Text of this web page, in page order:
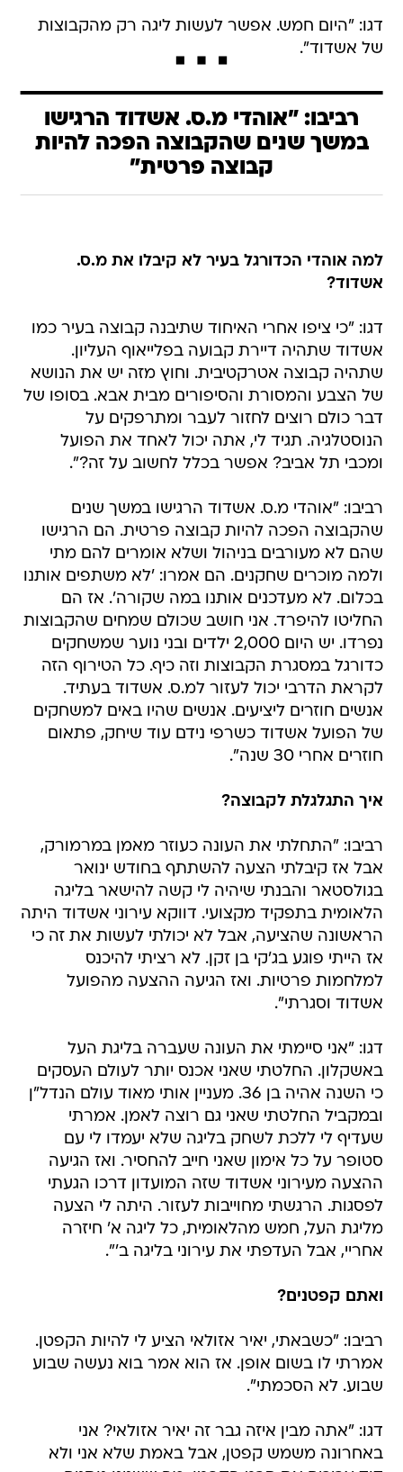
דגו: "היום חמש. אפשר לעשות ליגה רק מהקבוצות
של אשדוד".
רביבו: "אוהדי מ.ס. אשדוד הרגישו
במשך שנים שהקבוצה הפכה להיות
קבוצה פרטית"
למה אוהדי הכדורגל בעיר לא קיבלו את מ.ס.
אשדוד?
דגו: "כי ציפו אחרי האיחוד שתיבנה קבוצה בעיר כמו
אשדוד שתהיה דיירת קבועה בפלייאוף העליון.
שתהיה קבוצה אטרקטיבית. וחוץ מזה יש את הנושא
של הצבע והמסורת והסיפורים מבית אבא. בסופו של
דבר כולם רוצים לחזור לעבר ומתרפקים על
הנוסטלגיה. תגיד לי, אתה יכול לאחד את הפועל
ומכבי תל אביב? אפשר בכלל לחשוב על זה?".
רביבו: "אוהדי מ.ס. אשדוד הרגישו במשך שנים
שהקבוצה הפכה להיות קבוצה פרטית. הם הרגישו
שהם לא מעורבים בניהול ושלא אומרים להם מתי
ולמה מוכרים שחקנים. הם אמרו: 'לא משתפים אותנו
בכלום. לא מעדכנים אותנו במה שקורה'. אז הם
החליטו להיפרד. אני חושב שכולם שמחים שהקבוצות
נפרדו. יש היום 2,000 ילדים ובני נוער שמשחקים
כדורגל במסגרת הקבוצות וזה כיף. כל הטירוף הזה
לקראת הדרבי יכול לעזור למ.ס. אשדוד בעתיד.
אנשים חוזרים ליציעים. אנשים שהיו באים למשחקים
של הפועל אשדוד כשרפי נידם עוד שיחק, פתאום
חוזרים אחרי 30 שנה".
איך התגלגלת לקבוצה?
רביבו: "התחלתי את העונה כעוזר מאמן במרמורק,
אבל אז קיבלתי הצעה להשתתף בחודש ינואר
בגולסטאר והבנתי שיהיה לי קשה להישאר בליגה
הלאומית בתפקיד מקצועי. דווקא עירוני אשדוד היתה
הראשונה שהציעה, אבל לא יכולתי לעשות את זה כי
אז הייתי פוגע בג'קי בן זקן. לא רציתי להיכנס
למלחמות פרטיות. ואז הגיעה ההצעה מהפועל
אשדוד וסגרתי".
דגו: "אני סיימתי את העונה שעברה בליגת העל
באשקלון. החלטתי שאני אכנס יותר לעולם העסקים
כי השנה אהיה בן 36. מעניין אותי מאוד עולם הנדל"ן
ובמקביל החלטתי שאני גם רוצה לאמן. אמרתי
שעדיף לי ללכת לשחק בליגה שלא יעמדו לי עם
סטופר על כל אימון שאני חייב להחסיר. ואז הגיעה
ההצעה מעירוני אשדוד שזה המועדון דרכו הגעתי
לפסגות. הרגשתי מחוייבות לעזור. היתה לי הצעה
מליגת העל, חמש מהלאומית, כל ליגה א' חיזרה
אחריי, אבל העדפתי את עירוני בליגה ב'".
ואתם קפטנים?
רביבו: "כשבאתי, יאיר אזולאי הציע לי להיות הקפטן.
אמרתי לו בשום אופן. אז הוא אמר בוא נעשה שבוע
שבוע. לא הסכמתי".
דגו: "אתה מבין איזה גבר זה יאיר אזולאי? אני
באחרונה משמש קפטן, אבל באמת שלא אני ולא